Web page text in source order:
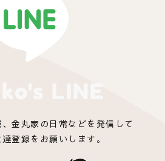
金丸家の日常などを発信して
登録をお願いします。